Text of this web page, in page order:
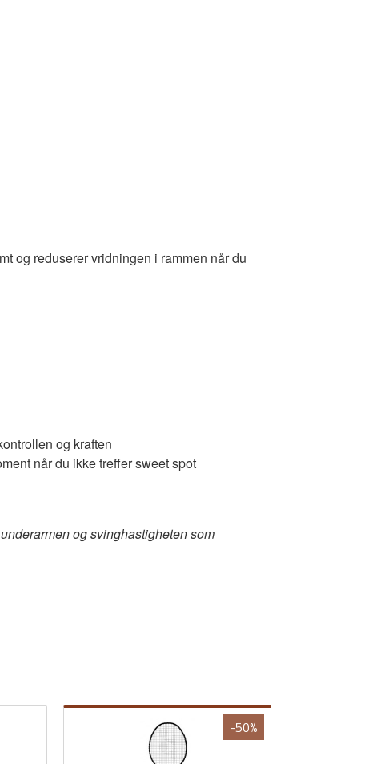
og reduserer vridningen i rammen når du
og kraften
når du ikke treffer sweet spot
og svinghastigheten som
-50%